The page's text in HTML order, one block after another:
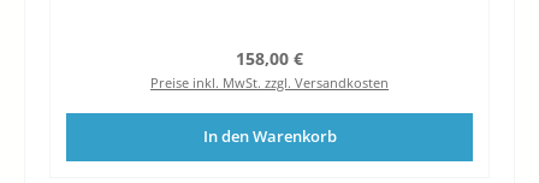
Regulärer Preis:
158,00 €
Preise inkl. MwSt. zzgl. Versandkosten
In den Warenkorb